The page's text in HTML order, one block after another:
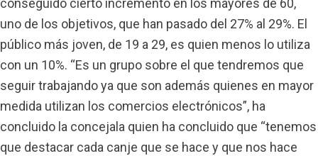
conseguido cierto incremento en los mayores de 60,
uno de los objetivos, que han pasado del 27% al 29%. El
público más joven, de 19 a 29, es quien menos lo utiliza
con un 10%. “Es un grupo sobre el que tendremos que
seguir trabajando ya que son además quienes en mayor
medida utilizan los comercios electrónicos”, ha
concluido la concejala quien ha concluido que “tenemos
que destacar cada canje que se hace y que nos hace